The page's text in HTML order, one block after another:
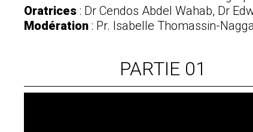
Oratrices : Dr Cendos Abdel Wahab, Dr
Modération : Pr. Isabelle Thomassin-
PARTIE 01